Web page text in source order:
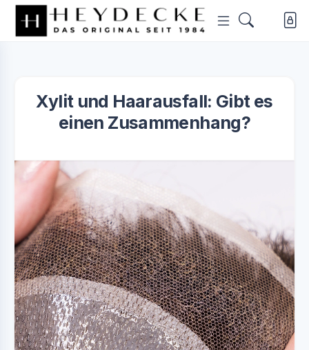
Xylit und Haarausfall: Gibt es
einen Zusammenhang?